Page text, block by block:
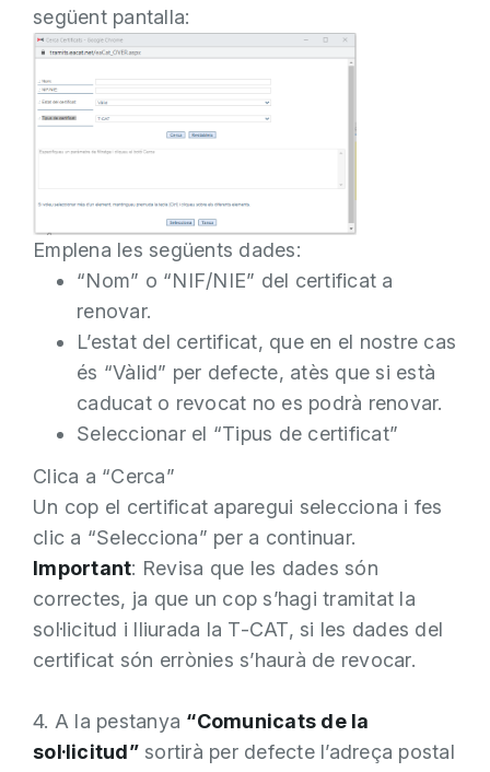
següent pantalla:
Emplena les següents dades:
“Nom” o “NIF/NIE” del certificat a
renovar.
L’estat del certificat, que en el nostre cas
és “Vàlid” per defecte, atès que si està
caducat o revocat no es podrà renovar.
Seleccionar el “Tipus de certificat”
Clica a “Cerca”
Un cop el certificat aparegui selecciona i fes
clic a “Selecciona” per a continuar.
Important: Revisa que les dades són
correctes, ja que un cop s’hagi tramitat la
sol·licitud i lliurada la T-CAT, si les dades del
certificat són errònies s’haurà de revocar.
4. A la pestanya “Comunicats de la
sol·licitud”sortirà per defecte l’adreça postal